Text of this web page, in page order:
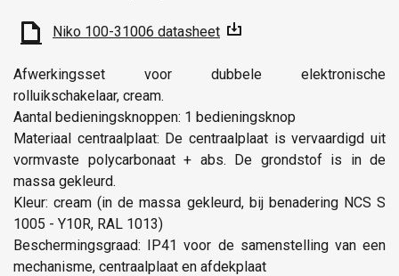
Niko 100-31006 datasheet
Afwerkingsset voor dubbele elektronische
rolluikschakelaar, cream.
Aantal bedieningsknoppen: 1 bedieningsknop
Materiaal centraalplaat: De centraalplaat is vervaardigd uit
vormvaste polycarbonaat + abs. De grondstof is in de
massa gekleurd.
Kleur: cream (in de massa gekleurd, bij benadering NCS S
1005 - Y10R, RAL 1013)
Beschermingsgraad: IP41 voor de samenstelling van een
mechanisme, centraalplaat en afdekplaat